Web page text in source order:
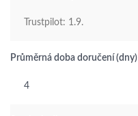
Trustpilot: 1.9.
Průměrná doba doručení (dny)
4